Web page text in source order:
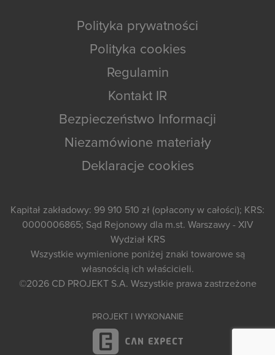
Polityka prywatności
Polityka cookies
Regulamin
Kontakt IR
Bezpieczeństwo Informacji
Niezamówione materiały
Deklaracje cookies
Kapitał zakładowy: 99 910 510 zł (opłacony w całości); KRS:
0000006865; Sąd Rejonowy dla m.st. Warszawy - XIV
Wydział KRS
Wszystkie wymienione poniżej znaki towarowe są
własnością ich właścicieli.
©2026 CD PROJEKT S.A. Wszystkie prawa zastrzeżone
PROJEKT I WYKONANIE